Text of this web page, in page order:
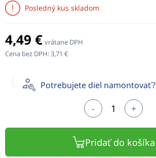
Posledný kus skladom
4,49 € vrátane DPH
Cena bez DPH:3,71 €
Potrebujete diel namontovať?
- +
Pridať do košíka